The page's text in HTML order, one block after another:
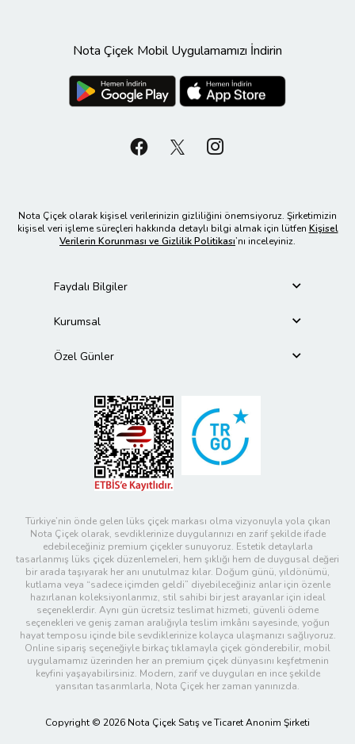
Nota Çiçek Mobil Uygulamamızı İndirin
Nota Çiçek olarak kişisel verilerinizin gizliliğini önemsiyoruz. Şirketimizin
kişisel veri işleme süreçleri hakkında detaylı bilgi almak için lütfen Kişisel
Verilerin Korunması ve Gizlilik Politikası’nı inceleyiniz.
Faydalı Bilgiler
Kurumsal
Özel Günler
Türkiye’nin önde gelen lüks çiçek markası olma vizyonuyla yola çıkan
Nota Çiçek olarak, sevdiklerinize duygularınızı en zarif şekilde ifade
edebileceğiniz premium çiçekler sunuyoruz. Estetik detaylarla
tasarlanmış lüks çiçek düzenlemeleri, hem şıklığı hem de duygusal değeri
bir arada taşıyarak her anı unutulmaz kılar. Doğum günü, yıldönümü,
kutlama veya “sadece içimden geldi” diyebileceğiniz anlar için özenle
hazırlanan koleksiyonlarımız, stil sahibi bir jest arayanlar için ideal
seçeneklerdir. Aynı gün ücretsiz teslimat hizmeti, güvenli ödeme
seçenekleri ve geniş zaman aralığıyla teslim imkânı sayesinde, yoğun
hayat temposu içinde bile sevdiklerinize kolayca ulaşmanızı sağlıyoruz.
Online sipariş seçeneğiyle birkaç tıklamayla çiçek gönderebilir, mobil
uygulamamız üzerinden her an premium çiçek dünyasını keşfetmenin
keyfini yaşayabilirsiniz. Modern, zarif ve duyguları en ince şekilde
yansıtan tasarımlarla, Nota Çiçek her zaman yanınızda.
Copyright © 2026 Nota Çiçek Satış ve Ticaret Anonim Şirketi